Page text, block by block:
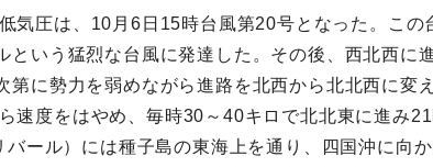
気圧は、10月6日15時台風第20号となった。こ
という猛烈な台風に発達した。その後、西北西
第に勢力を弱めながら進路を北西から北北西に変
速度をはやめ、毎時30～40キロで北北東に進み
ール）には種子島の東海上を通り、四国沖に向